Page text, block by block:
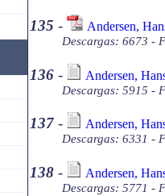
135 - Andersen,
Descargas: 6673 -
136 - Andersen,
Descargas: 5915 -
137 - Andersen,
Descargas: 6331 -
138 - Andersen,
Descargas: 5771 -